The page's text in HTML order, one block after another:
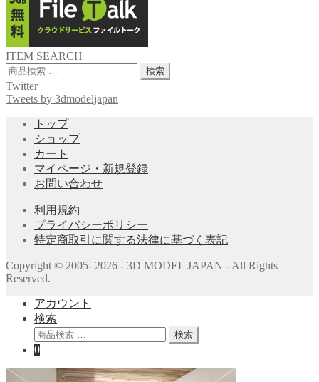
ITEM SEARCH
検
索
対
検索
Twitter
Tweets by 3dmodeljapan
トップ
ショップ
カート
マイページ・新規登録
お問い合わせ
利用規約
プライバシーポリシー
特定商取引に関する法律に基づく表記
Copyright © 2005- 2026 - 3D MODEL JAPAN - All Rights
Reserved.
アカウント
検索
検
索
検索
0